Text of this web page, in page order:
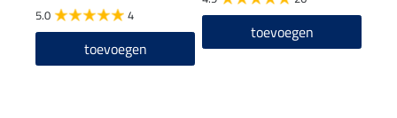
5.0 4
toevoegen
toevoegen